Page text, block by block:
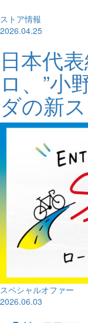
ストア情報
2026.04.25
日本代
ロ、”小
ダの新
スペシャルオファー
2026.06.03